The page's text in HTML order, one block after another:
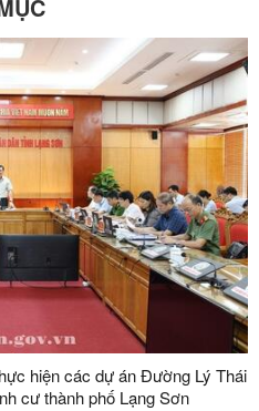
hiện các dự án Đường Lý Thái
cư thành phố Lạng Sơn